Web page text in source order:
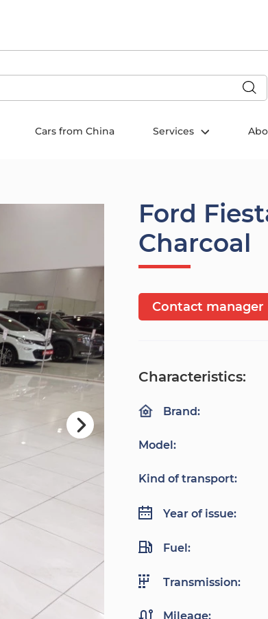
Cars from China Services
Ford
Charcoal
Contact manager
Characteristics:
Brand:
Model:
Kind of transport:
Year of issue:
Fuel:
Transmission:
Mileage: